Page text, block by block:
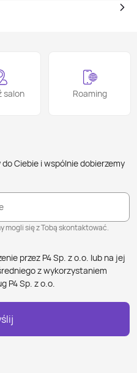
salon Roaming
Ciebie i wspólnie dobierzemy
mogli się z Tobą skontaktować.
przez P4 Sp. z o.o. lub na jej
z wykorzystaniem
P4 Sp. z o.o.